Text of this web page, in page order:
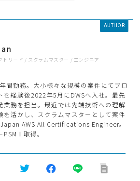
AUTHOR
トリード / スクラムマスター / エンジニア
間勤務。大小様々な規模の案件にてプロ
を経験後2022年5月にDWSへ入社。最先
業務を担当。最近では先端技術への理解
を活かし、スクラムマスターとして案件
AWS All Certifications Engineer。
取得。